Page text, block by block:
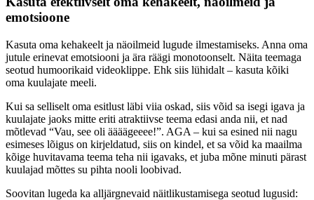
emotsioone
Kasuta oma kehakeelt ja näoilmeid lugude ilmestamiseks. Anna oma
jutule erinevat emotsiooni ja ära räägi monotoonselt. Näita teemaga
seotud humoorikaid videoklippe. Ehk siis lühidalt – kasuta kõiki
oma kuulajate meeli.
Kui sa selliselt oma esitlust läbi viia oskad, siis võid sa isegi igava ja
kuulajate jaoks mitte eriti atraktiivse teema edasi anda nii, et nad
mõtlevad “Vau, see oli äääägeeee!”. AGA – kui sa esined nii nagu
esimeses lõigus on kirjeldatud, siis on kindel, et sa võid ka maailma
kõige huvitavama teema teha nii igavaks, et juba mõne minuti pärast
kuulajad mõttes su pihta nooli loobivad.
Soovitan lugeda ka alljärgnevaid näitlikustamisega seotud lugusid: